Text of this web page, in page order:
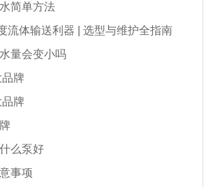
简单方法
流体输送利器 | 选型与维护全指南
量会变小吗
牌
牌
么泵好
事项